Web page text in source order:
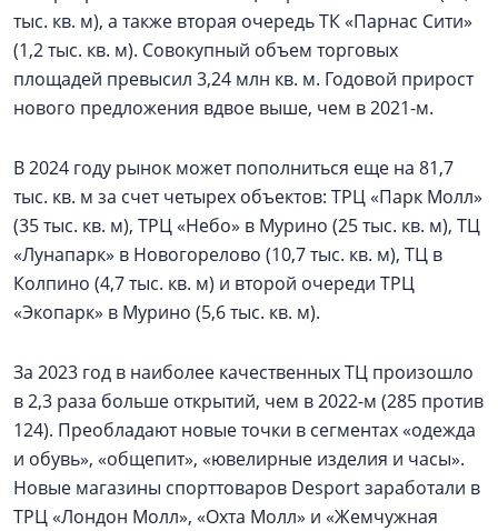
тыс. кв. м), а также вторая очередь ТК «Парнас Сити»
(1,2 тыс. кв. м). Совокупный объем торговых
площадей превысил 3,24 млн кв. м. Годовой прирост
нового предложения вдвое выше, чем в 2021-м.
В 2024 году рынок может пополниться еще на 81,7
тыс. кв. м за счет четырех объектов: ТРЦ «Парк Молл»
(35 тыс. кв. м), ТРЦ «Небо» в Мурино (25 тыс. кв. м), ТЦ
«Лунапарк» в Новогорелово (10,7 тыс. кв. м), ТЦ в
Колпино (4,7 тыс. кв. м) и второй очереди ТРЦ
«Экопарк» в Мурино (5,6 тыс. кв. м).
За 2023 год в наиболее качественных ТЦ произошло
в 2,3 раза больше открытий, чем в 2022-м (285 против
124). Преобладают новые точки в сегментах «одежда
и обувь», «общепит», «ювелирные изделия и часы».
Новые магазины спорттоваров Desport заработали в
ТРЦ «Лондон Молл», «Охта Молл» и «Жемчужная